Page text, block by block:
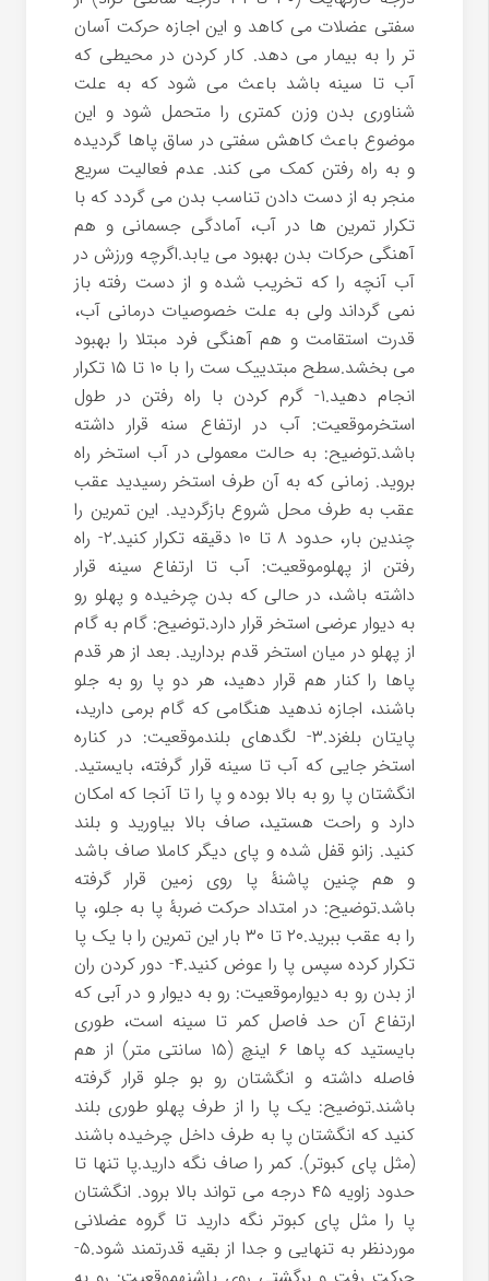
سفتی عضلات می کاهد و این اجازه حرکت آسان
تر را به بیمار می دهد. کار کردن در محیطی که
آب تا سینه باشد باعث می شود که به علت
شناوری بدن وزن کمتری را متحمل شود و این
موضوع باعث کاهش سفتی در ساق پاها گردیده
و به راه رفتن کمک می کند. عدم فعالیت سریع
منجر به از دست دادن تناسب بدن می گردد که با
تکرار تمرین ها در آب، آمادگی جسمانی و هم
آهنگی حرکات بدن بهبود می یابد.اگرچه ورزش در
آب آنچه را که تخریب شده و از دست رفته باز
نمی گرداند ولی به علت خصوصیات درمانی آب،
قدرت استقامت و هم آهنگی فرد مبتلا را بهبود
می بخشد.سطح مبتدییک ست را با ۱۰ تا ۱۵ تکرار
انجام دهید.۱- گرم کردن با راه رفتن در طول
استخرموقعیت: آب در ارتفاع سنه قرار داشته
باشد.توضیح: به حالت معمولی در آب استخر راه
بروید. زمانی که به آن طرف استخر رسیدید عقب
عقب به طرف محل شروع بازگردید. این تمرین را
چندین بار، حدود ۸ تا ۱۰ دقیقه تکرار کنید.۲- راه
رفتن از پهلوموقعیت: آب تا ارتفاع سینه قرار
داشته باشد، در حالی که بدن چرخیده و پهلو رو
به دیوار عرضی استخر قرار دارد.توضیح: گام به گام
از پهلو در میان استخر قدم بردارید. بعد از هر قدم
پاها را کنار هم قرار دهید، هر دو پا رو به جلو
باشند، اجازه ندهید هنگامی که گام برمی دارید،
پایتان بلغزد.۳- لگدهای بلندموقعیت: در کناره
استخر جایی که آب تا سینه قرار گرفته، بایستید.
انگشتان پا رو به بالا بوده و پا را تا آنجا که امکان
دارد و راحت هستید، صاف بالا بیاورید و بلند
کنید. زانو قفل شده و پای دیگر کاملا صاف باشد
و هم چنین پاشنۀ پا روی زمین قرار گرفته
باشد.توضیح: در امتداد حرکت ضربۀ پا به جلو، پا
را به عقب ببرید.۲۰ تا ۳۰ بار این تمرین را با یک پا
تکرار کرده سپس پا را عوض کنید.۴- دور کردن ران
از بدن رو به دیوارموقعیت: رو به دیوار و در آبی که
ارتفاع آن حد فاصل کمر تا سینه است، طوری
بایستید که پاها ۶ اینچ (۱۵ سانتی متر) از هم
فاصله داشته و انگشتان رو بو جلو قرار گرفته
باشند.توضیح: یک پا را از طرف پهلو طوری بلند
کنید که انگشتان پا به طرف داخل چرخیده باشند
(مثل پای کبوتر). کمر را صاف نگه دارید.پا تنها تا
حدود زاویه ۴۵ درجه می تواند بالا برود. انگشتان
پا را مثل پای کبوتر نگه دارید تا گروه عضلانی
موردنظر به تنهایی و جدا از بقیه قدرتمند شود.۵-